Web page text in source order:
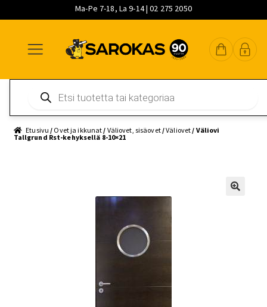
Ma-Pe 7-18, La 9-14 | 02 275 2050
navigointiin
sisältöön
pääsisältöön
search
Etusivu / Ovet ja ikkunat / Väliovet, sisäovet/Väliovet / Väliovi
Tallgrund Rst-kehyksellä 8-10×21